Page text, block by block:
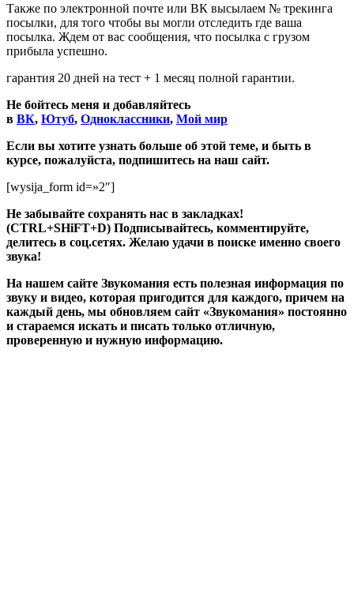
Также по электронной почте или ВК высылаем № трекинга
посылки, для того чтобы вы могли отследить где ваша
посылка. Ждем от вас сообщения, что посылка с грузом
прибыла успешно.
гарантия 20 дней на тест + 1 месяц полной гарантии.
Не бойтесь меня и добавляйтесь
в ВК, Ютуб, Одноклассники, Мой мир
Если вы хотите узнать больше об этой теме, и быть в
курсе, пожалуйста, подпишитесь на наш сайт.
[wysija_form id=»2″]
Не забывайте сохранять нас в закладках!
(CTRL+SHiFT+D) Подписывайтесь, комментируйте,
делитесь в соц.сетях. Желаю удачи в поиске именно своего
звука!
На нашем сайте Звукомания есть полезная информация по
звуку и видео, которая пригодится для каждого, причем на
каждый день, мы обновляем сайт «Звукомания» постоянно
и стараемся искать и писать только отличную,
проверенную и нужную информацию.